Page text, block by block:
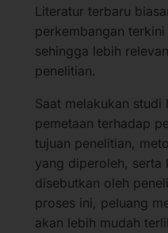
Literatur terbaru
perkembangan
sehingga lebih
penelitian.
Saat melakukan studi
pemetaan terhadap
tujuan penelitian,
yang diperoleh, serta
disebutkan oleh
proses ini, peluang
akan lebih mudah